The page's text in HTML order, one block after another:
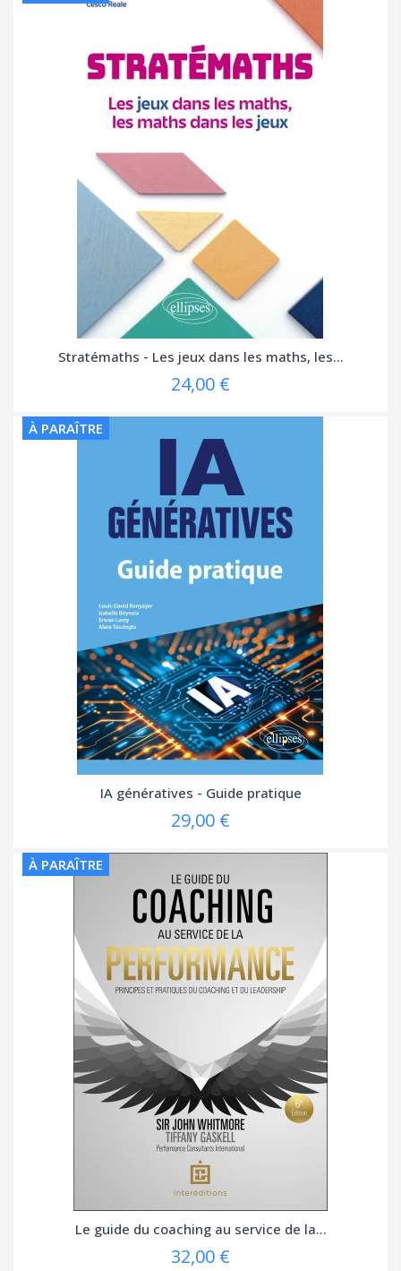
Stratémaths - Les jeux dans les maths, les...
24,00 €
À PARAÎTRE
IA génératives - Guide pratique
29,00 €
À PARAÎTRE
Le guide du coaching au service de la...
32,00 €